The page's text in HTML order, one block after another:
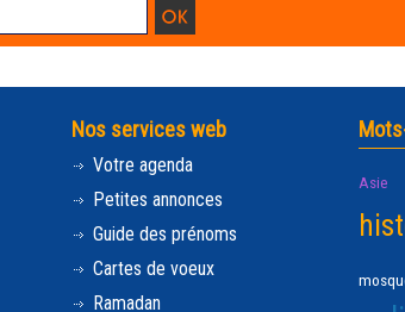
Nos services web
Votre agenda
Petites annonces
Guide des prénoms
Cartes de voeux
Ramadan
Asie